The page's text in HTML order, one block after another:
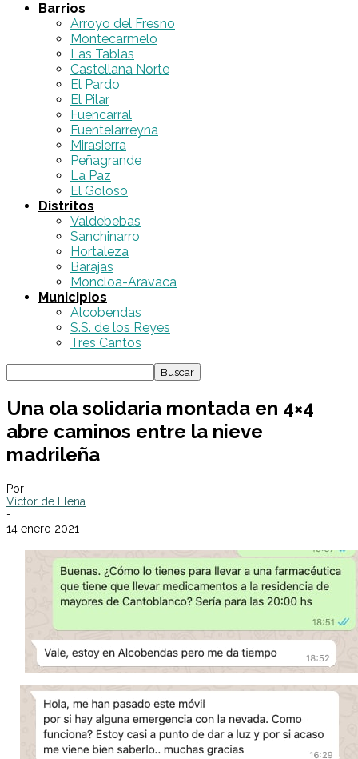
Barrios
Arroyo del Fresno
Montecarmelo
Las Tablas
Castellana Norte
El Pardo
El Pilar
Fuencarral
Fuentelarreyna
Mirasierra
Peñagrande
La Paz
El Goloso
Distritos
Valdebebas
Sanchinarro
Hortaleza
Barajas
Moncloa-Aravaca
Municipios
Alcobendas
S.S. de los Reyes
Tres Cantos
Una ola solidaria montada en 4×4
abre caminos entre la nieve
madrileña
Por
Víctor de Elena
-
14 enero 2021